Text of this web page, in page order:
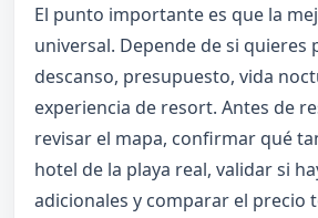
El punto importante es que la
universal. Depende de si quieres
descanso, presupuesto, vida
experiencia de resort. Antes de
revisar el mapa, confirmar qué
hotel de la playa real, validar si
adicionales y comparar el precio